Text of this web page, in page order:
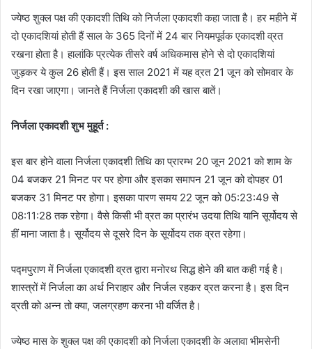
ज्येष्ठ शुक्ल पक्ष की एकादशी तिथि को निर्जला एकादशी कहा जाता है। हर महीने में
दो एकादशियां होती हैं साल के 365 दिनों में 24 बार नियमपूर्वक एकादशी व्रत
रखना होता है। हालांकि प्रत्येक तीसरे वर्ष अधिकमास होने से दो एकादशियां
जुड़कर ये कुल 26 होती हैं। इस साल 2021 में यह व्रत 21 जून को सोमवार के
दिन रखा जाएगा। जानते हैं निर्जला एकादशी की खास बातें।
निर्जला एकादशी शुभ मुहूर्त :
इस बार होने वाला निर्जला एकादशी तिथि का प्रारम्भ 20 जून 2021 को शाम के
04 बजकर 21 मिनट पर पर होगा और इसका समापन 21 जून को दोपहर 01
बजकर 31 मिनट पर होगा। इसका पारण समय 22 जून को 05:23:49 से
08:11:28 तक रहेगा। वैसे किसी भी व्रत का प्रारंभ उदया तिथि यानि सूर्योदय से
हीं माना जाता है। सूर्योदय से दूसरे दिन के सूर्योदय तक व्रत रहेगा।
पद्मपुराण में निर्जला एकादशी व्रत द्वारा मनोरथ सिद्ध होने की बात कही गई है।
शास्त्रों में निर्जला का अर्थ निराहार और निर्जल रहकर व्रत करना है। इस दिन
व्रती को अन्न तो क्या, जलग्रहण करना भी वर्जित है।
ज्येष्ठ मास के शुक्ल पक्ष की एकादशी को निर्जला एकादशी के अलावा भीमसेनी